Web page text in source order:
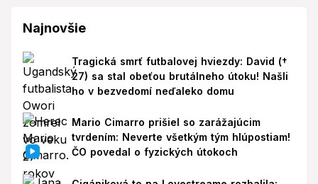
Najnovšie
Tragická smrť futbalovej hviezdy: David (†
27) sa stal obeťou brutálneho útoku! Našli
ho v bezvedomí neďaleko domu
Mario Cimarro prišiel so zarážajúcim
tvrdením: Neverte všetkým tým hlúpostiam!
ČO povedal o fyzických útokoch